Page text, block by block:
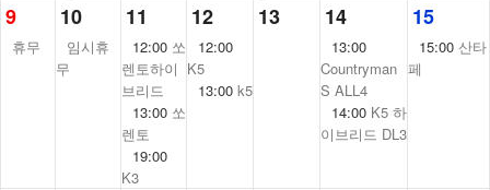
9
휴무
10
임시휴
무
11
12:00 쏘
렌토하이
브리드
13:00 쏘
렌토
19:00
K3
12
12:00
K5
13:00 k5
13 14
13:00
Countryman
S ALL4
14:00 K5 하
이브리드 DL3
15
15:00 산타
페